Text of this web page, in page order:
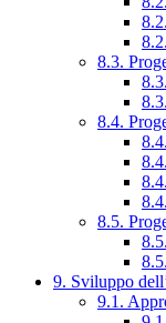
8.3.
8.4.
8.5.
9. Sviluppo
9.1.